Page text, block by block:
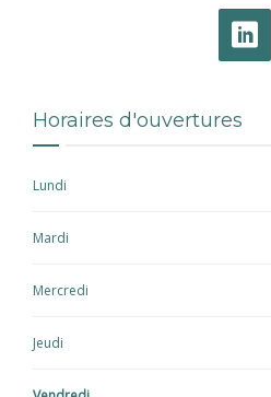
Horaires d'ouvertures
Lundi
Mardi
Mercredi
Jeudi